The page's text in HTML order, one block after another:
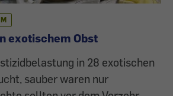
exotischem Obst
in 28 exotischen
sauber waren nur